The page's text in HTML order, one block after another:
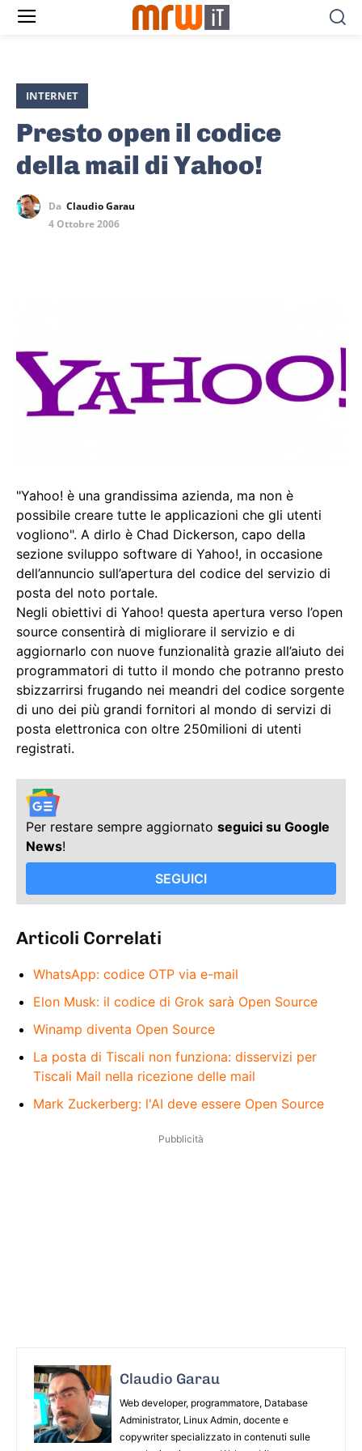
INTERNET
Presto open il codice
della mail di Yahoo!
Da Claudio Garau
4 Ottobre 2006
"Yahoo! è una grandissima azienda, ma non è
possibile creare tutte le applicazioni che gli utenti
vogliono". A dirlo è Chad Dickerson, capo della
sezione sviluppo software di Yahoo!, in occasione
dell’annuncio sull’apertura del codice del servizio di
posta del noto portale.
Negli obiettivi di Yahoo! questa apertura verso l’open
source consentirà di migliorare il servizio e di
aggiornarlo con nuove funzionalità grazie all’aiuto dei
programmatori di tutto il mondo che potranno presto
sbizzarrirsi frugando nei meandri del codice sorgente
di uno dei più grandi fornitori al mondo di servizi di
posta elettronica con oltre 250milioni di utenti
registrati.
Per restare sempre aggiornato seguici su Google
News!
SEGUICI
Articoli Correlati
WhatsApp: codice OTP via e-mail
Elon Musk: il codice di Grok sarà Open Source
Winamp diventa Open Source
La posta di Tiscali non funziona: disservizi per
Tiscali Mail nella ricezione delle mail
Mark Zuckerberg: l'AI deve essere Open Source
Pubblicità
Claudio Garau
Web developer, programmatore, Database
Administrator, Linux Admin, docente e
copywriter specializzato in contenuti sulle